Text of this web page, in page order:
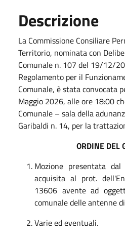
Descrizione
La Commissione Consiliare
Territorio, nominata con
Comunale n. 107 del 19/12/
Regolamento per il
Comunale, è stata convocata
Maggio 2026, alle ore 18:00
Comunale – sala della
Garibaldi n. 14, per la
ORDINE DEL
Mozione presentata
acquisita al prot.
13606 avente ad
comunale delle antenne
Varie ed eventuali.